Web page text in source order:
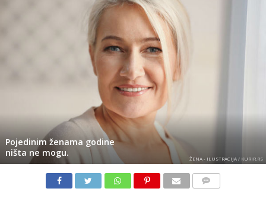
Pojedinim ženama godine
ništa ne mogu.
ŽENA - ILUSTRACIJA / KURIR.RS